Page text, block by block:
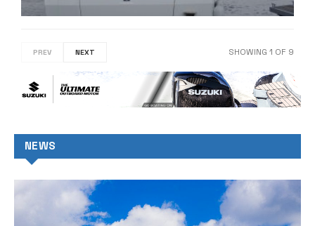
PREV NEXT SHOWING 1 OF 9
NEWS